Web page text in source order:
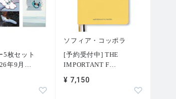
5枚セット
年9月
ソフィア・コッポラ
[予約受付中] THE
IMPORTANT F
¥ 7,150